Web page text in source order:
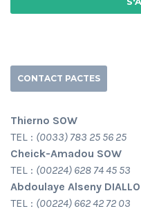
CONTACT PACTES
Thierno SOW
TEL : (0033) 783 25 56 25
Cheick-Amadou SOW
TEL : (00224) 628 74 45 53
Abdoulaye Alseny DIALLO
TEL : (00224) 662 42 72 03